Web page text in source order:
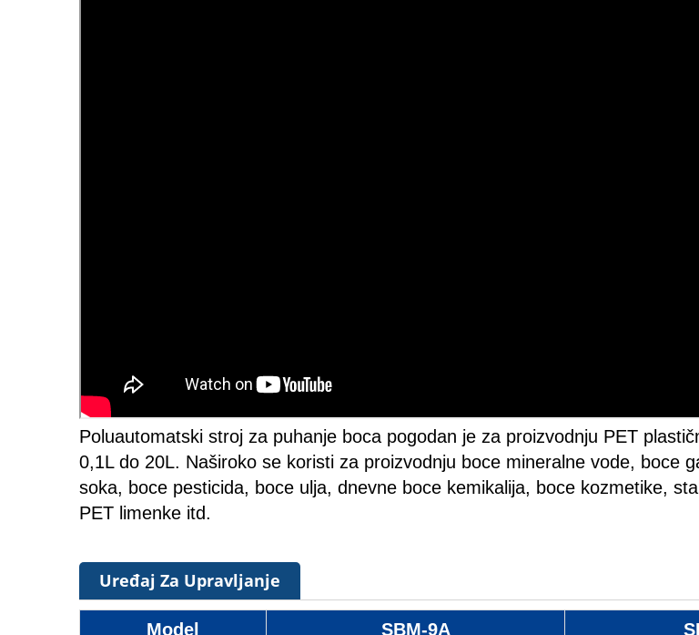
Poluautomatski stroj za puhanje boca pogodan je za proizvodnju PET
0,1L do 20L. Naširoko se koristi za proizvodnju boce mineralne vode, boce
soka, boce pesticida, boce ulja, dnevne boce kemikalija, boce kozmetike,
PET limenke itd.
Uređaj Za Upravljanje
Model SBM-9A